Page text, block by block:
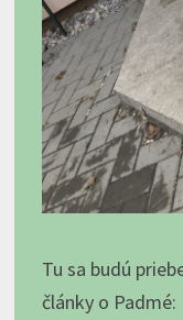
Tu sa budú
články o Padmé: